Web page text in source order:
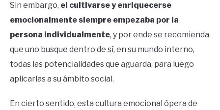
Sin embargo, el cultivarse y enriquecerse
emocionalmente siempre empezaba por la
persona individualmente, y por ende se recomienda
que uno busque dentro de sí, en su mundo interno,
todas las potencialidades que aguarda, para luego
aplicarlas a su ámbito social.
En cierto sentido, esta cultura emocional ópera de